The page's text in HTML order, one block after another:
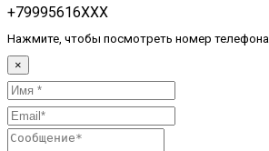
+79995616XXX
Нажмите, чтобы посмотреть номер телефона
×